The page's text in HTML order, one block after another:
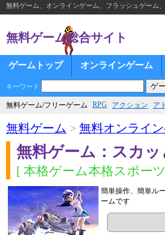
無料ゲーム、オンラインゲーム、フラッシュゲーム
無料ゲーム総合サイト
ゲームトップ オンラインゲーム
キーワード
無料ゲーム/フリーゲーム RPG アクション ア
無料ゲーム > 無料オンライ
無料ゲーム：スカ
[ 本格ゲーム本格スポー
簡単操作、簡単ル
ームです